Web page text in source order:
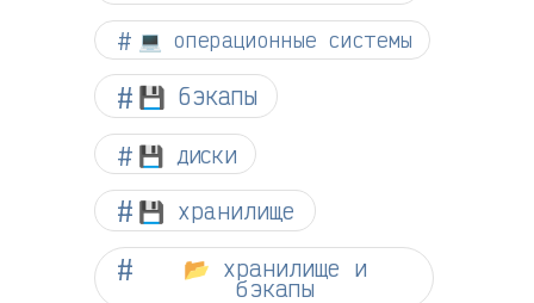
💻 операционные системы
💾 бэкапы
💾 диски
💾 хранилище
📂 хранилище и
бэкапы